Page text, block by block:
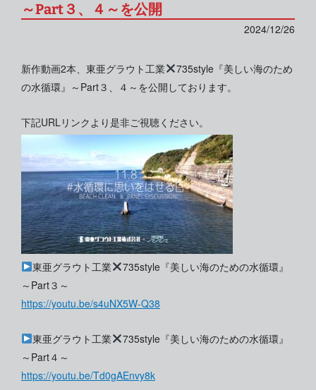
～Part３、４～を公開
2024/12/26
新作動画2本、東亜グラウト工業
735style『美しい海のため
の水循環』～Part３、４～を公開しております。
下記URLリンクより是非ご視聴ください。
東亜グラウト工業
735style『美しい海のための水循環』
～Part３～
https://youtu.be/s4uNX5W-Q38
東亜グラウト工業
735style『美しい海のための水循環』
～Part４～
https://youtu.be/Td0gAEnvy8k